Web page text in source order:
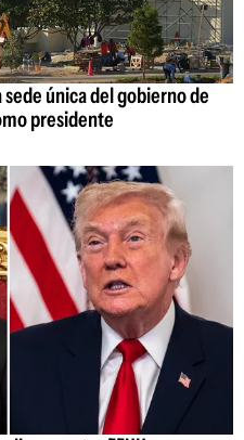
única del gobierno de
presidente